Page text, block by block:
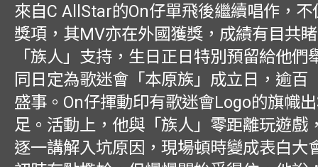
來自C AllStar的On仔單飛後繼續唱作，
獎項，其MV亦在外國獲獎，成績有目共
「族人」支持，生日正日特別預留給他們
同日定為歌迷會「本原族」成立日，逾百
盛事。On仔揮動印有歌迷會Logo的旗幟
足。活動上，他與「族人」零距離玩遊戲
逐一講解入坑原因，現場頓時變成表白大